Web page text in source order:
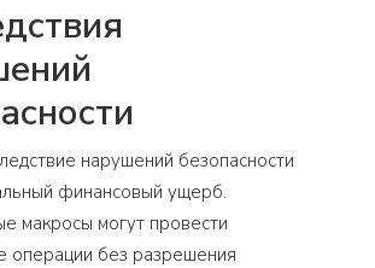
нарушений безопасности
финансовый ущерб.
макросы могут провести
операции без разрешения